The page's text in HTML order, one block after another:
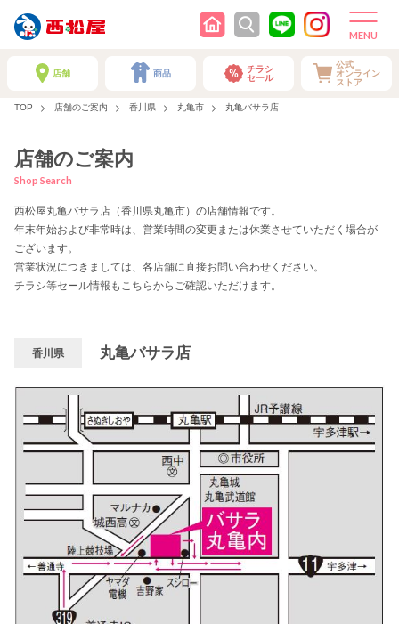
店舗 商品
チラシ
セール
公式
オンライン
ストア
TOP 店舗のご案内 香川県 丸亀市 丸亀バサラ店
店舗のご案内
Shop Search
西松屋丸亀バサラ店（香川県丸亀市）の店舗情報です。
年末年始および非常時は、営業時間の変更または休業させていただく場合が
ございます。
営業状況につきましては、各店舗に直接お問い合わせください。
チラシ等セール情報もこちらからご確認いただけます。
香川県 丸亀バサラ店